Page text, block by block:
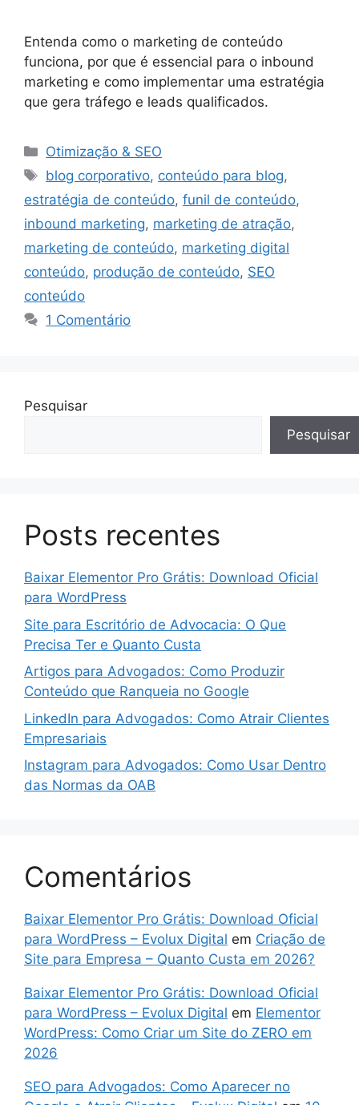
Entenda como o marketing de conteúdo
funciona, por que é essencial para o inbound
marketing e como implementar uma estratégia
que gera tráfego e leads qualificados.
Categorias
Otimização & SEO
Tags
blog corporativo, conteúdo para blog,
estratégia de conteúdo, funil de conteúdo,
inbound marketing, marketing de atração,
marketing de conteúdo, marketing digital
conteúdo, produção de conteúdo, SEO
conteúdo
1 Comentário
Pesquisar
Pesquisar
Posts recentes
Baixar Elementor Pro Grátis: Download Oficial
para WordPress
Site para Escritório de Advocacia: O Que
Precisa Ter e Quanto Custa
Artigos para Advogados: Como Produzir
Conteúdo que Ranqueia no Google
LinkedIn para Advogados: Como Atrair Clientes
Empresariais
Instagram para Advogados: Como Usar Dentro
das Normas da OAB
Comentários
Baixar Elementor Pro Grátis: Download Oficial
para WordPress – Evolux Digital em Criação de
Site para Empresa – Quanto Custa em 2026?
Baixar Elementor Pro Grátis: Download Oficial
para WordPress – Evolux Digital em Elementor
WordPress: Como Criar um Site do ZERO em
2026
SEO para Advogados: Como Aparecer no